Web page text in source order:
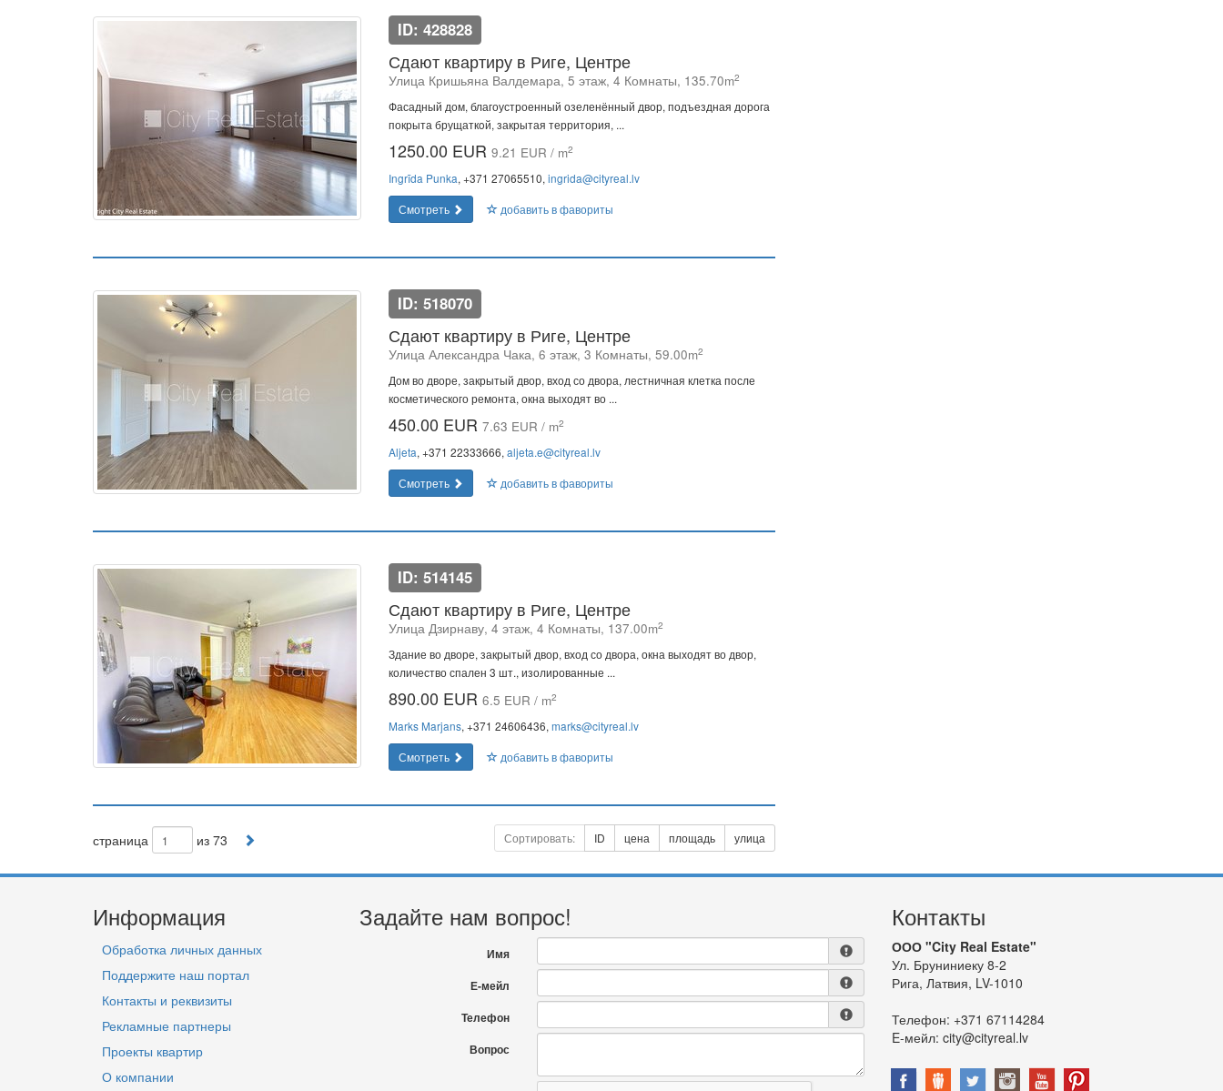
ID: 428828
Сдают квартиру в Риге, Центре
Улица Кришьяна Валдемара, 5 этаж, 4 Комнаты, 135.70m2
Фасадный дом, благоустроенный озеленённый двор, подъездная дорога
покрыта брущаткoй, закрытая территория, ...
1250.00 EUR 9.21 EUR / m2
Ingrīda Punka, +371 27065510, ingrida@cityreal.lv
Смотреть
добавить в фавориты
ID: 518070
Сдают квартиру в Риге, Центре
Улица Александра Чака, 6 этаж, 3 Комнаты, 59.00m2
Дом во дворе, закрытый двор, вход со двора, лестничная клетка после
косметического ремонта, окна выходят во ...
450.00 EUR 7.63 EUR / m2
Aljeta, +371 22333666, aljeta.e@cityreal.lv
Смотреть
добавить в фавориты
ID: 514145
Сдают квартиру в Риге, Центре
Улица Дзирнаву, 4 этаж, 4 Комнаты, 137.00m2
Здание во дворе, закрытый двор, вход со двора, окна выходят во двор,
количество спален 3 шт., изолированные ...
890.00 EUR 6.5 EUR / m2
Marks Marjans, +371 24606436, marks@cityreal.lv
Смотреть
добавить в фавориты
страница из 73 Сортировать: ID цена площадь улица
Информация
Обработка личных данных
Поддержите наш портал
Контакты и реквизиты
Рекламные партнеры
Проекты квартир
О компании
Задайте нам вопрос!
Имя
Е-мейл
Телефон
Вопрос
Контакты
ООО "City Real Estate"
Ул. Бруниниеку 8-2
Рига, Латвия, LV-1010
Телефон: +371 67114284
E-мейл: city@cityreal.lv